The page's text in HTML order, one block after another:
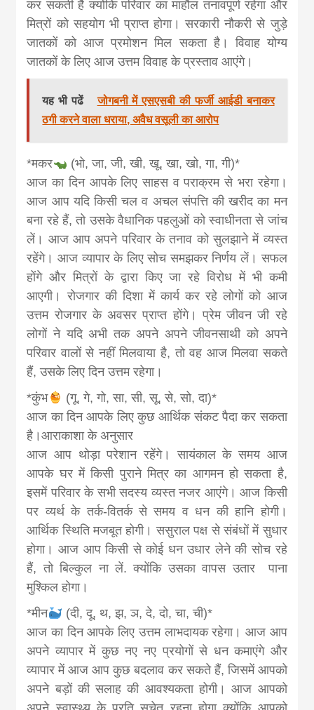
कर सकती हैं क्योंकि परिवार का माहौल तनावपूर्ण रहेगा और
मित्रों को सहयोग भी प्राप्त होगा। सरकारी नौकरी से जुड़े
जातकों को आज प्रमोशन मिल सकता है। विवाह योग्य
जातकों के लिए आज उत्तम विवाह के प्रस्ताव आएंगे।
यह भी पढें
जोगबनी में एसएसबी की फर्जी आईडी बनाकर
ठगी करने वाला धराया, अवैध वसूली का आरोप
*मकर
(भो, जा, जी, खी, खू, खा, खो, गा, गी)*
आज का दिन आपके लिए साहस व पराक्रम से भरा रहेगा।
आज आप यदि किसी चल व अचल संपत्ति की खरीद का मन
बना रहे हैं, तो उसके वैधानिक पहलुओं को स्वाधीनता से जांच
लें। आज आप अपने परिवार के तनाव को सुलझाने में व्यस्त
रहेंगे। आज व्यापार के लिए सोच समझकर निर्णय लें। सफल
होंगे और मित्रों के द्वारा किए जा रहे विरोध में भी कमी
आएगी। रोजगार की दिशा में कार्य कर रहे लोगों को आज
उत्तम रोजगार के अवसर प्राप्त होंगे। प्रेम जीवन जी रहे
लोगों ने यदि अभी तक अपने अपने जीवनसाथी को अपने
परिवार वालों से नहीं मिलवाया है, तो वह आज मिलवा सकते
हैं, उसके लिए दिन उत्तम रहेगा।
*कुंभ
(गू, गे, गो, सा, सी, सू, से, सो, दा)*
आज का दिन आपके लिए कुछ आर्थिक संकट पैदा कर सकता
है।आराकाशा के अनुसार
आज आप थोड़ा परेशान रहेंगे। सायंकाल के समय आज
आपके घर में किसी पुराने मित्र का आगमन हो सकता है,
इसमें परिवार के सभी सदस्य व्यस्त नजर आएंगे। आज किसी
पर व्यर्थ के तर्क-वितर्क से समय व धन की हानि होगी।
आर्थिक स्थिति मजबूत होगी। ससुराल पक्ष से संबंधों में सुधार
होगा। आज आप किसी से कोई धन उधार लेने की सोच रहे
हैं, तो बिल्कुल ना लें. क्योंकि उसका वापस उतार पाना
मुश्किल होगा।
*मीन
(दी, दू, थ, झ, ञ, दे, दो, चा, ची)*
आज का दिन आपके लिए उत्तम लाभदायक रहेगा। आज आप
अपने व्यापार में कुछ नए नए प्रयोगों से धन कमाएंगे और
व्यापार में आज आप कुछ बदलाव कर सकते हैं, जिसमें आपको
अपने बड़ों की सलाह की आवश्यकता होगी। आज आपको